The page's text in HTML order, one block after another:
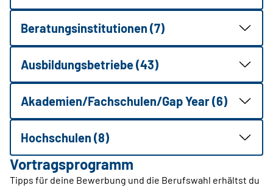
Beratungsinstitutionen (7)
Ausbildungsbetriebe (43)
Akademien/Fachschulen/Gap Year (6)
Hochschulen (8)
Vortragsprogramm
Tipps für deine Bewerbung und die Berufswahl erhältst du